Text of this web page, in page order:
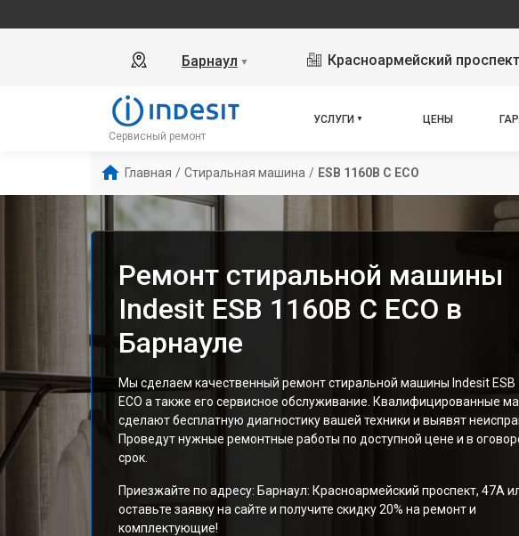
Барнаул ▼ Красноармейский
Сервисный ремонт
УСЛУГИ ЦЕНЫ
Главная / Стиральная машина / ESB 1160B C ECO
Ремонт стиральной машины
Indesit ESB 1160B C ECO в
Барнауле
Мы сделаем качественный ремонт стиральной машины Indesit ESB
ECO а также его сервисное обслуживание. Квалифицированные
сделают бесплатную диагностику вашей техники и выявят
Проведут нужные ремонтные работы по доступной цене и в
срок.
Приезжайте по адресу: Барнаул: Красноармейский проспект, 47А
оставьте заявку на сайте и получите скидку 20% на ремонт и
комплектующие!